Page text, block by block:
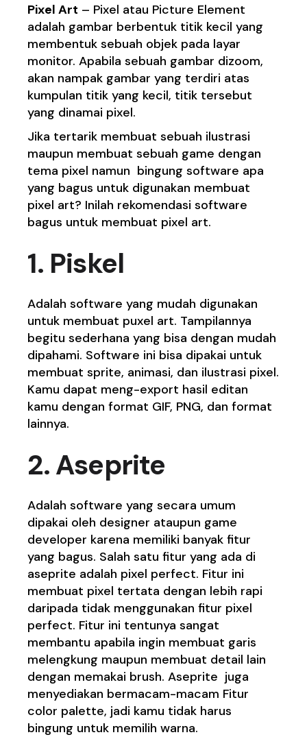
Pixel Art – Pixel atau Picture Element
adalah gambar berbentuk titik kecil yang
membentuk sebuah objek pada layar
monitor. Apabila sebuah gambar dizoom,
akan nampak gambar yang terdiri atas
kumpulan titik yang kecil, titik tersebut
yang dinamai pixel.
Jika tertarik membuat sebuah ilustrasi
maupun membuat sebuah game dengan
tema pixel namun bingung software apa
yang bagus untuk digunakan membuat
pixel art? Inilah rekomendasi software
bagus untuk membuat pixel art.
1. Piskel
Adalah software yang mudah digunakan
untuk membuat puxel art. Tampilannya
begitu sederhana yang bisa dengan mudah
dipahami. Software ini bisa dipakai untuk
membuat sprite, animasi, dan ilustrasi pixel.
Kamu dapat meng-export hasil editan
kamu dengan format GIF, PNG, dan format
lainnya.
2. Aseprite
Adalah software yang secara umum
dipakai oleh designer ataupun game
developer karena memiliki banyak fitur
yang bagus. Salah satu fitur yang ada di
aseprite adalah pixel perfect. Fitur ini
membuat pixel tertata dengan lebih rapi
daripada tidak menggunakan fitur pixel
perfect. Fitur ini tentunya sangat
membantu apabila ingin membuat garis
melengkung maupun membuat detail lain
dengan memakai brush. Aseprite juga
menyediakan bermacam-macam Fitur
color palette, jadi kamu tidak harus
bingung untuk memilih warna.